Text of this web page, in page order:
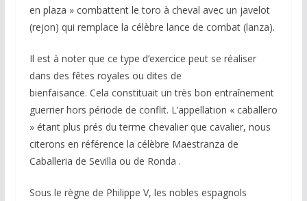
en plaza » combattent le toro à cheval avec un javelot
(rejon) qui remplace la célèbre lance de combat (lanza).
Il est à noter que ce type d’exercice peut se réaliser
dans des fêtes royales ou dites de
bienfaisance. Cela constituait un très bon entraînement
guerrier hors période de conflit. L’appellation « caballero
» étant plus prés du terme chevalier que cavalier, nous
citerons en référence la célèbre Maestranza de
Caballeria de Sevilla ou de Ronda .
Sous le règne de Philippe V, les nobles espagnols